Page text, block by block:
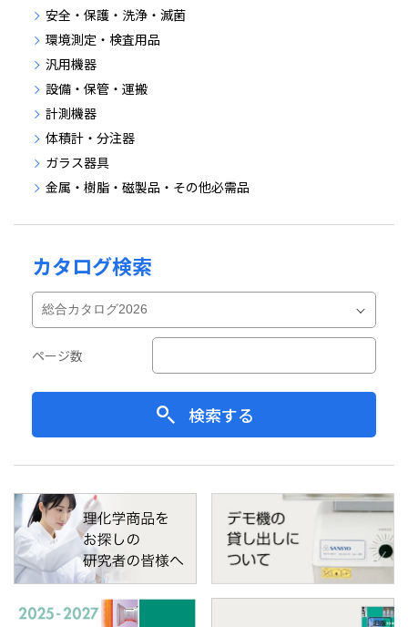
安全・保護・洗浄・滅菌
環境測定・検査用品
汎用機器
設備・保管・運搬
計測機器
体積計・分注器
ガラス器具
金属・樹脂・磁製品・その他必需品
カタログ検索
ページ数
検索する